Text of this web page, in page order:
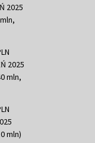
2025
2025
mln,
mln)